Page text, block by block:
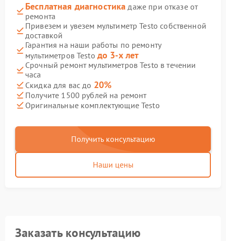
Бесплатная диагностика даже при отказе от
ремонта
Привезем и увезем мультиметр Testo собственной
доставкой
Гарантия на наши работы по ремонту
мультиметров Testo до 3-х лет
Срочный ремонт мультиметров Testo в течении
часа
Скидка для вас до 20%
Получите 1500 рублей на ремонт
Оригинальные комплектующие Testo
Получить консультацию
Наши цены
Заказать консультацию